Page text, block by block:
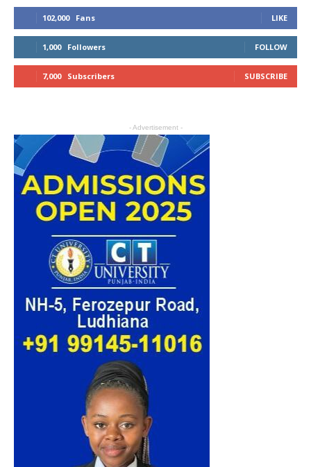
102,000 Fans LIKE
1,000 Followers FOLLOW
7,000 Subscribers SUBSCRIBE
- Advertisement -